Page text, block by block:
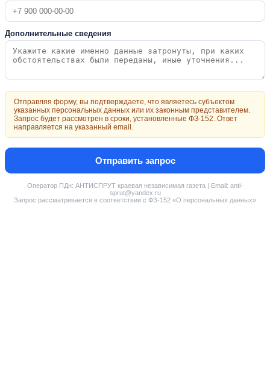
Дополнительные сведения
Отправляя форму, вы подтверждаете, что являетесь субъектом
указанных персональных данных или их законным представителем.
Запрос будет рассмотрен в сроки, установленные ФЗ-152. Ответ
направляется на указанный email.
Отправить запрос
Оператор ПДн: АНТИСПРУТ краевая независимая газета | Email: anti-
sprut@yandex.ru
Запрос рассматривается в соответствии с ФЗ-152 «О персональных данных»